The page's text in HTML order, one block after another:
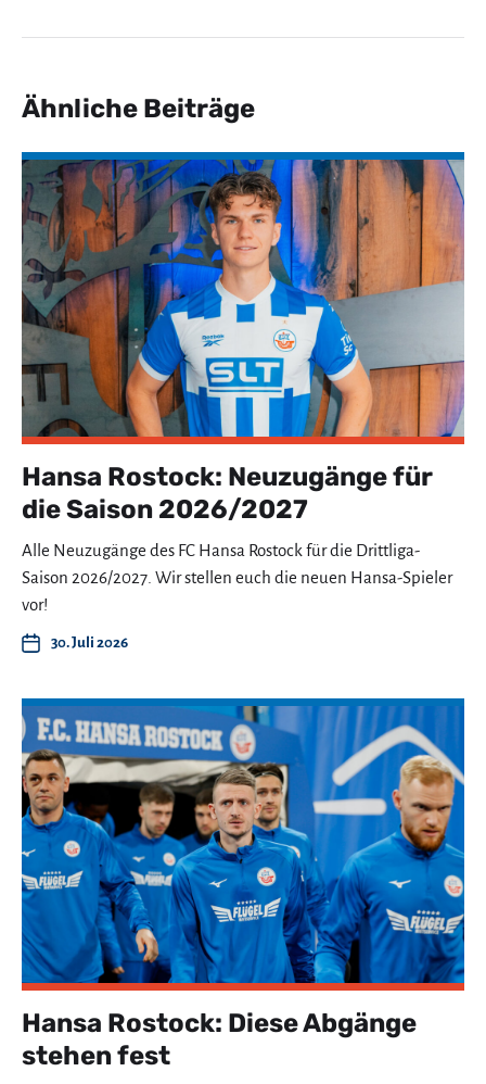
Ähnliche Beiträge
Hansa Rostock: Neuzugänge für
die Saison 2026/2027
Alle Neuzugänge des FC Hansa Rostock für die Drittliga-
Saison 2026/2027. Wir stellen euch die neuen Hansa-Spieler
vor!
30. Juli 2026
Hansa Rostock: Diese Abgänge
stehen fest